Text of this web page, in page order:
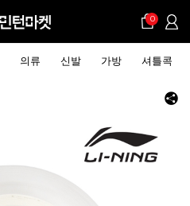
0
의류 신발 가방 셔틀콕